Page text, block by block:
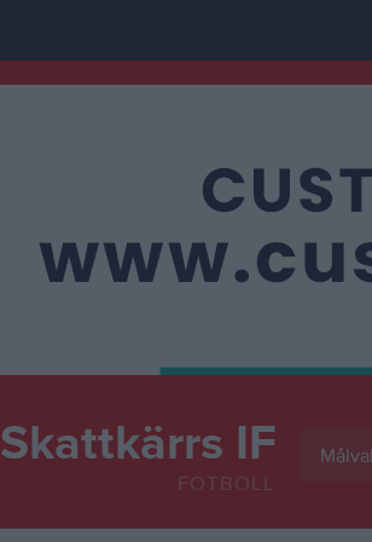
Skattkärrs IF
FOTBOLL